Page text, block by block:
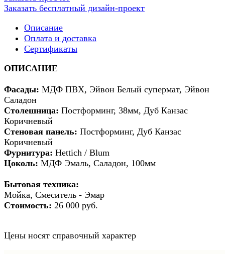
Заказать бесплатный дизайн-проект
Описание
Оплата и доставка
Сертификаты
ОПИСАНИЕ
Фасады: МДФ ПВХ, Эйвон Белый супермат, Эйвон
Саладон
Столешница: Постформинг, 38мм, Дуб Канзас
Коричневый
Стеновая панель: Постформинг, Дуб Канзас
Коричневый
Фурнитура: Hettich / Blum
Цоколь: МДФ Эмаль, Саладон, 100мм
Бытовая техника:
Мойка, Смеситель - Эмар
Стоимость: 26 000 руб.
Цены носят справочный характер